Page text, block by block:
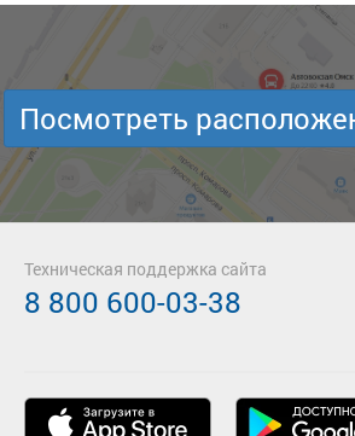
Посмотреть
Техническая поддержка сайта
8 800 600-03-38